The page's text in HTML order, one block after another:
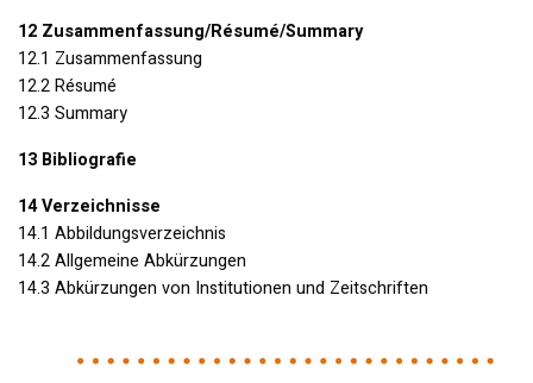
12 Zusammenfassung/Résumé/Summary
12.1 Zusammenfassung
12.2 Résumé
12.3 Summary
13 Bibliografie
14 Verzeichnisse
14.1 Abbildungsverzeichnis
14.2 Allgemeine Abkürzungen
14.3 Abkürzungen von Institutionen und Zeitschriften